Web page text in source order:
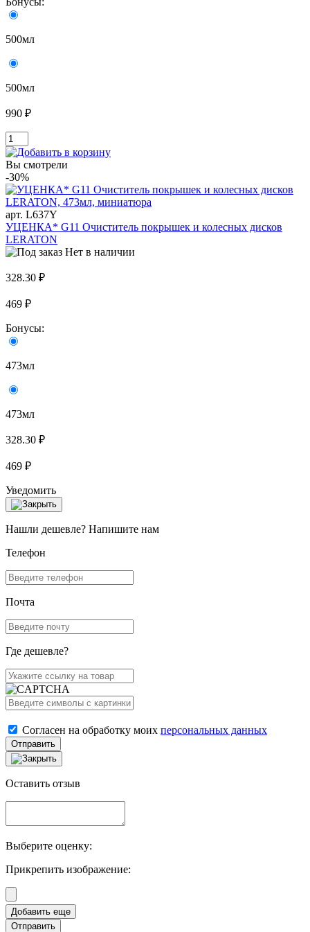
500мл
500мл
990 ₽
Вы смотрели
-30%
арт. L637Y
УЦЕНКА* G11 Очиститель покрышек и колесных дисков
LERATON
Нет в наличии
328.30 ₽
469 ₽
Бонусы:
473мл
473мл
328.30 ₽
469 ₽
Уведомить
Нашли дешевле? Напишите нам
Телефон
Почта
Где дешевле?
Согласен на обработку моих персональных данных
Отправить
Оставить отзыв
Выберите оценку:
Прикрепить изображение:
Отправить